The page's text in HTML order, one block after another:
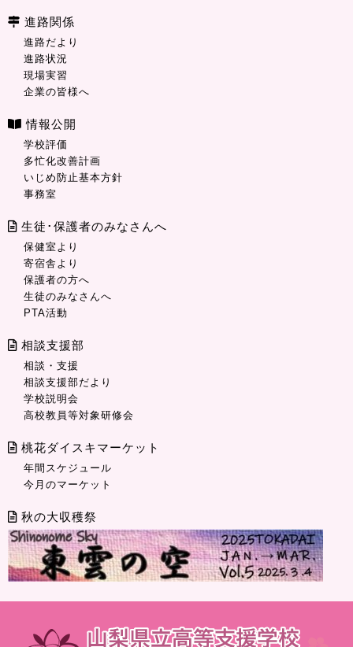
進路関係
進路だより
進路状況
現場実習
企業の皆様へ
情報公開
学校評価
多忙化改善計画
いじめ防止基本方針
事務室
生徒･保護者のみなさんへ
保健室より
寄宿舎より
保護者の方へ
生徒のみなさんへ
PTA活動
相談支援部
相談・支援
相談支援部だより
学校説明会
高校教員等対象研修会
桃花ダイスキマーケット
年間スケジュール
今月のマーケット
秋の大収穫祭